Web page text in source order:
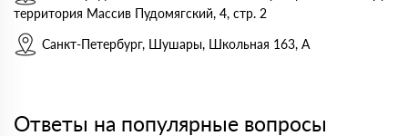
территория Массив Пудомягский, 4, стр. 2
Санкт-Петербург, Шушары, Школьная 163, А
Ответы на популярные вопросы